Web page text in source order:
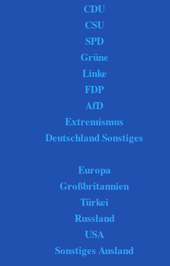
CDU
CSU
SPD
Grüne
Linke
FDP
AfD
Extremismus
Deutschland Sonstiges
Europa
Großbritannien
Türkei
Russland
USA
Sonstiges Ausland